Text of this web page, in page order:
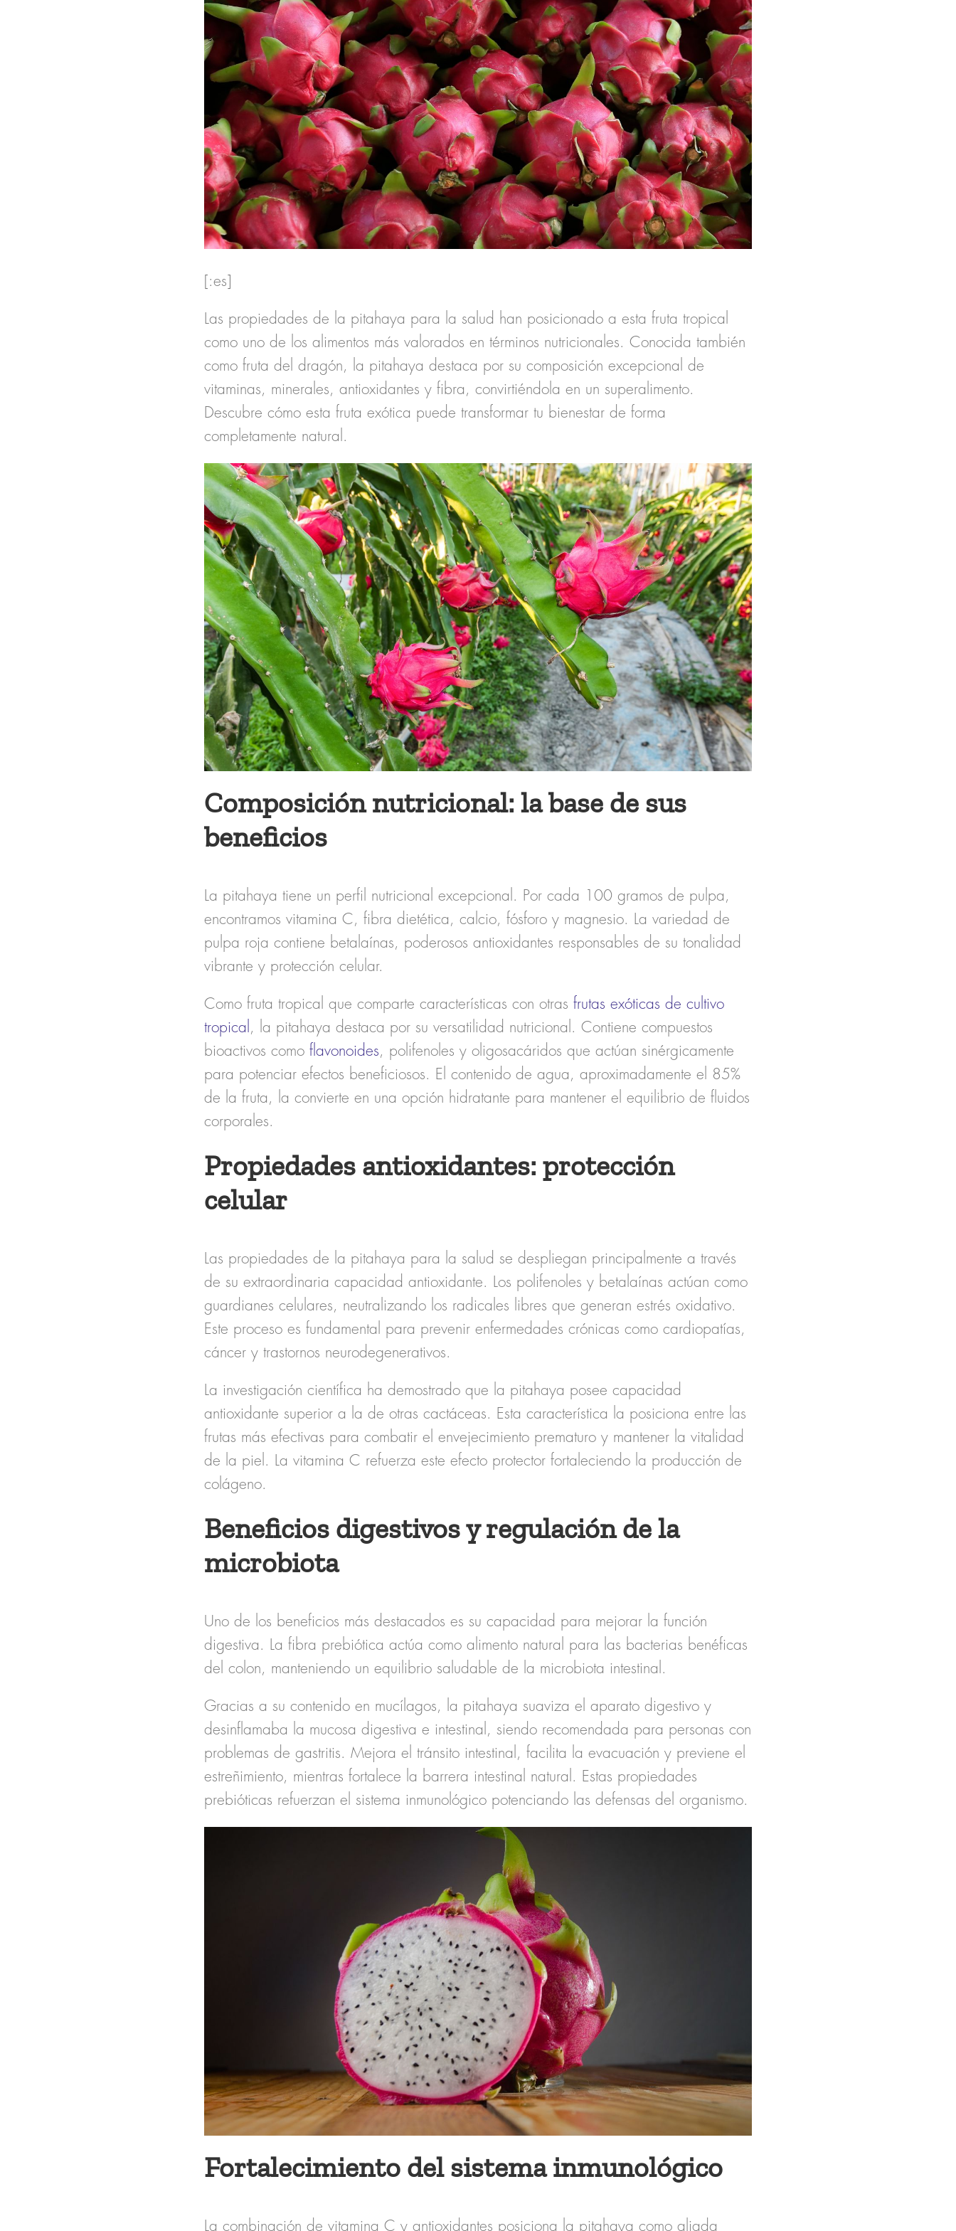
[:es]
Las propiedades de la pitahaya para la salud han posicionado a esta fruta tropical
como uno de los alimentos más valorados en términos nutricionales. Conocida también
como fruta del dragón, la pitahaya destaca por su composición excepcional de
vitaminas, minerales, antioxidantes y fibra, convirtiéndola en un superalimento.
Descubre cómo esta fruta exótica puede transformar tu bienestar de forma
completamente natural.
Composición nutricional: la base de sus
beneficios
La pitahaya tiene un perfil nutricional excepcional. Por cada 100 gramos de pulpa,
encontramos vitamina C, fibra dietética, calcio, fósforo y magnesio. La variedad de
pulpa roja contiene betalaínas, poderosos antioxidantes responsables de su tonalidad
vibrante y protección celular.
Como fruta tropical que comparte características con otras frutas exóticas de cultivo
tropical, la pitahaya destaca por su versatilidad nutricional. Contiene compuestos
bioactivos como flavonoides, polifenoles y oligosacáridos que actúan sinérgicamente
para potenciar efectos beneficiosos. El contenido de agua, aproximadamente el 85%
de la fruta, la convierte en una opción hidratante para mantener el equilibrio de fluidos
corporales.
Propiedades antioxidantes: protección
celular
Las propiedades de la pitahaya para la salud se despliegan principalmente a través
de su extraordinaria capacidad antioxidante. Los polifenoles y betalaínas actúan como
guardianes celulares, neutralizando los radicales libres que generan estrés oxidativo.
Este proceso es fundamental para prevenir enfermedades crónicas como cardiopatías,
cáncer y trastornos neurodegenerativos.
La investigación científica ha demostrado que la pitahaya posee capacidad
antioxidante superior a la de otras cactáceas. Esta característica la posiciona entre las
frutas más efectivas para combatir el envejecimiento prematuro y mantener la vitalidad
de la piel. La vitamina C refuerza este efecto protector fortaleciendo la producción de
colágeno.
Beneficios digestivos y regulación de la
microbiota
Uno de los beneficios más destacados es su capacidad para mejorar la función
digestiva. La fibra prebiótica actúa como alimento natural para las bacterias benéficas
del colon, manteniendo un equilibrio saludable de la microbiota intestinal.
Gracias a su contenido en mucílagos, la pitahaya suaviza el aparato digestivo y
desinflamaba la mucosa digestiva e intestinal, siendo recomendada para personas con
problemas de gastritis. Mejora el tránsito intestinal, facilita la evacuación y previene el
estreñimiento, mientras fortalece la barrera intestinal natural. Estas propiedades
prebióticas refuerzan el sistema inmunológico potenciando las defensas del organismo.
Fortalecimiento del sistema inmunológico
La combinación de vitamina C y antioxidantes posiciona la pitahaya como aliada